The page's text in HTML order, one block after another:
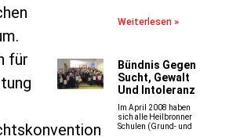
für
Weiterlesen »
Bündnis Gegen
Sucht, Gewalt
Und Intoleranz
Im April 2008 haben
sich alle Heilbronner
Schulen (Grund- und